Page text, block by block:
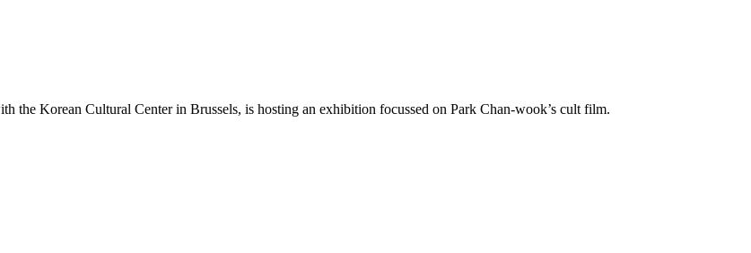
the Korean Cultural Center in Brussels, is hosting an exhibition focussed on Park Chan-wook’s cult film.